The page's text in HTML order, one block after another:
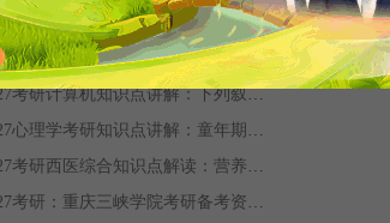
2027考研计算机知识点讲解：下列叙述中______是正确的
2027心理学考研知识点讲解：童年期儿童的学习
2027考研西医综合知识点解读：营养状态的评价指标有哪些
2027考研：重庆三峡学院考研备考资料获取与使用指南